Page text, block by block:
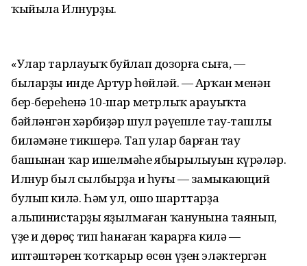
ҡыйыла Илнурҙың.
«Улар тарлауыҡ буйлап дозорға сыға, —
быларҙы инде Артур һөйләй. — Арҡан менән
бер-береһенә 10-шар метрлыҡ арауыҡта
бәйләнгән хәрбиҙәр шул рәүешле тау-ташлы
биләмәне тикшерә. Тап улар барған тау
башынан ҡар ишелмәһе ябырылыуын күрәләр.
Илнур был сылбырҙа иң һуңғы — замыкающий
булып килә. Һәм ул, ошо шарттарҙа
альпинистарҙың яҙылмаған ҡанунына таянып,
үҙе иң дөрөҫ тип һанаған ҡарарға килә —
иптәштәрен ҡотҡарыр өсөн үҙен эләктергән